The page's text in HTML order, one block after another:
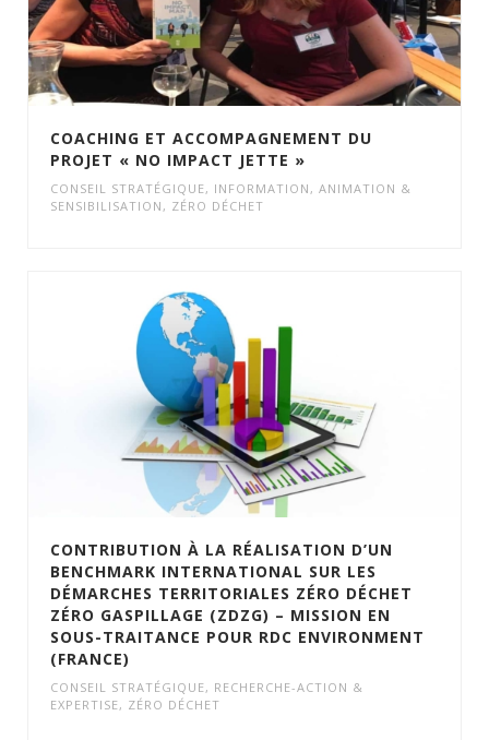
COACHING ET ACCOMPAGNEMENT DU
PROJET « NO IMPACT JETTE »
CONSEIL STRATÉGIQUE, INFORMATION, ANIMATION &
SENSIBILISATION , ZÉRO DÉCHET
CONTRIBUTION À LA RÉALISATION D’UN
BENCHMARK INTERNATIONAL SUR LES
DÉMARCHES TERRITORIALES ZÉRO DÉCHET
ZÉRO GASPILLAGE (ZDZG) – MISSION EN
SOUS-TRAITANCE POUR RDC ENVIRONMENT
(FRANCE)
CONSEIL STRATÉGIQUE, RECHERCHE-ACTION &
EXPERTISE, ZÉRO DÉCHET